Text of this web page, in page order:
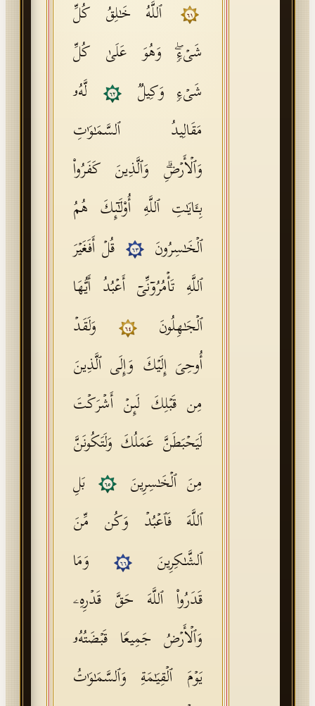
٦١
ٱللَّهُ خَـٰلِقُ كُلِّ
شَیۡءࣲۖ وَهُوَ عَلَىٰ كُلِّ
شَیۡءࣲ وَكِیلࣱ
٦٢
لَّهُۥ
مَقَالِیدُ ٱلسَّمَـٰوَ ٰ⁠تِ
وَٱلۡأَرۡضِۗ وَٱلَّذِینَ كَفَرُوا۟
بِـَٔایَـٰتِ ٱللَّهِ أُو۟لَـٰۤىِٕكَ هُمُ
ٱلۡخَـٰسِرُونَ
٦٣
قُلۡ أَفَغَیۡرَ
ٱللَّهِ تَأۡمُرُوۤنِّیۤ أَعۡبُدُ أَیُّهَا
ٱلۡجَـٰهِلُونَ
٦٤
وَلَقَدۡ
أُوحِیَ إِلَیۡكَ وَإِلَى ٱلَّذِینَ
مِن قَبۡلِكَ لَىِٕنۡ أَشۡرَكۡتَ
لَیَحۡبَطَنَّ عَمَلُكَ وَلَتَكُونَنَّ
مِنَ ٱلۡخَـٰسِرِینَ
٦٥
بَلِ
ٱللَّهَ فَٱعۡبُدۡ وَكُن مِّنَ
ٱلشَّـٰكِرِینَ
٦٦
وَمَا
قَدَرُوا۟ ٱللَّهَ حَقَّ قَدۡرِهِۦ
وَٱلۡأَرۡضُ جَمِیعࣰا قَبۡضَتُهُۥ
یَوۡمَ ٱلۡقِیَـٰمَةِ وَٱلسَّمَـٰوَ ٰ⁠تُ